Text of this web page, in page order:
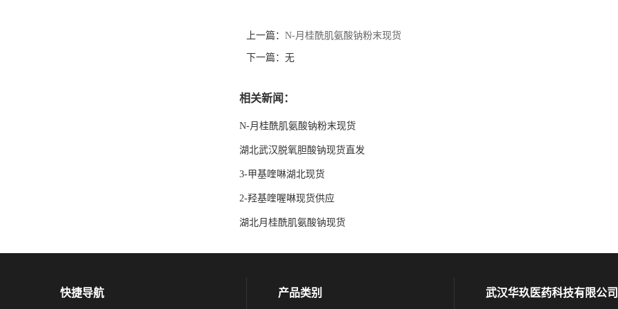
上一篇： N-月桂酰肌氨酸钠粉末现货
下一篇：无
相关新闻：
N-月桂酰肌氨酸钠粉末现货
湖北武汉脱氧胆酸钠现货直发
3-甲基喹啉湖北现货
2-羟基喹喔啉现货供应
湖北月桂酰肌氨酸钠现货
快捷导航 产品类别 武汉华玖医药科技有限公司